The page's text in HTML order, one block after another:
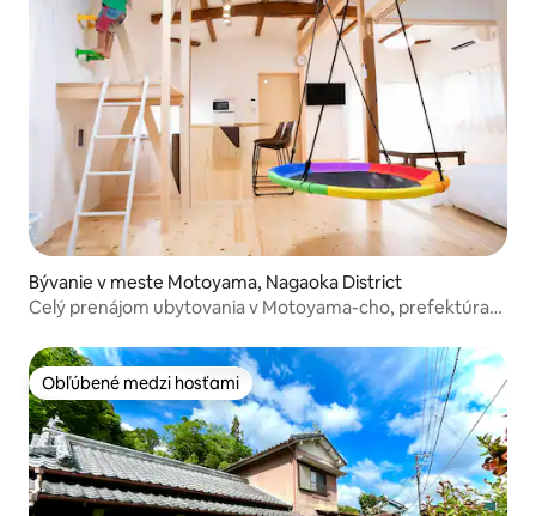
Bývanie v meste Motoyama, Nagaoka District
Celý prenájom ubytovania v Motoyama-cho, prefektúra
Obľúbené medzi hosťami
Obľúbené medzi hosťami